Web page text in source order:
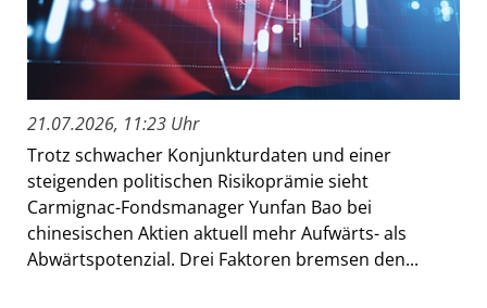
21.07.2026, 11:23 Uhr
Trotz schwacher Konjunkturdaten und einer
steigenden politischen Risikoprämie sieht
Carmignac-Fondsmanager Yunfan Bao bei
chinesischen Aktien aktuell mehr Aufwärts- als
Abwärtspotenzial. Drei Faktoren bremsen den...